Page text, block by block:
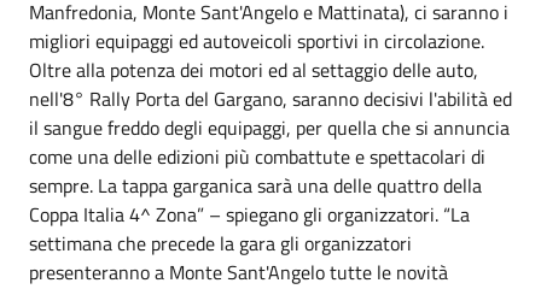
Manfredonia, Monte Sant'Angelo e Mattinata), ci saranno i
migliori equipaggi ed autoveicoli sportivi in circolazione.
Oltre alla potenza dei motori ed al settaggio delle auto,
nell'8° Rally Porta del Gargano, saranno decisivi l'abilità ed
il sangue freddo degli equipaggi, per quella che si annuncia
come una delle edizioni più combattute e spettacolari di
sempre. La tappa garganica sarà una delle quattro della
Coppa Italia 4^ Zona” – spiegano gli organizzatori. “La
settimana che precede la gara gli organizzatori
presenteranno a Monte Sant'Angelo tutte le novità